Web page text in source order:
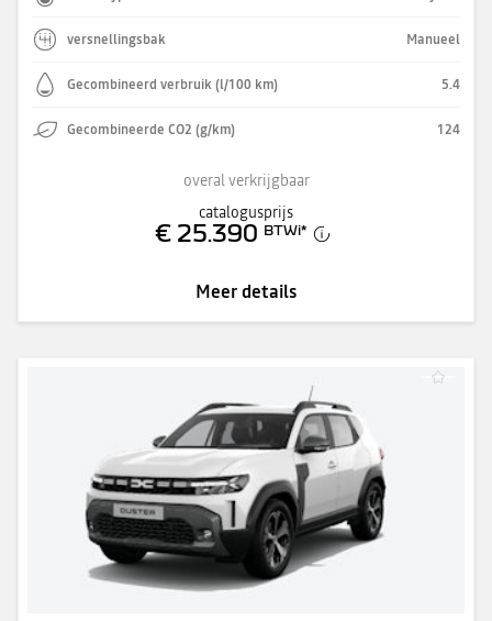
versnellingsbak Manueel
Gecombineerd verbruik (l/100 km) 5.4
Gecombineerde CO2 (g/km) 124
overal verkrijgbaar
catalogusprijs
€ 25.390 BTWi*
Meer details